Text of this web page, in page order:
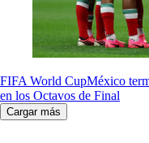
FIFA World CupMéxico
en los Octavos de Final
Cargar más